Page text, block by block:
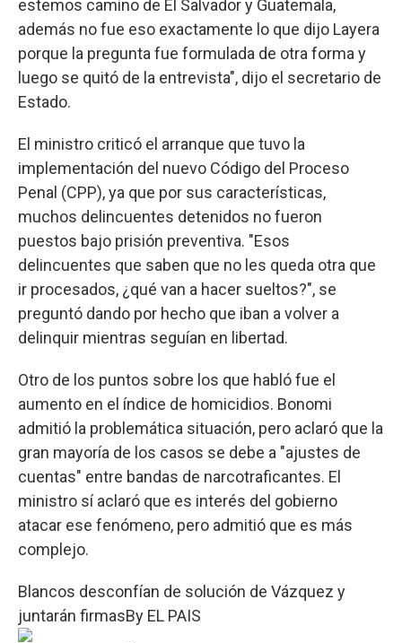
estemos camino de El Salvador y Guatemala,
además no fue eso exactamente lo que dijo Layera
porque la pregunta fue formulada de otra forma y
luego se quitó de la entrevista", dijo el secretario de
Estado.
El ministro criticó el arranque que tuvo la
implementación del nuevo Código del Proceso
Penal (CPP), ya que por sus características,
muchos delincuentes detenidos no fueron
puestos bajo prisión preventiva. "Esos
delincuentes que saben que no les queda otra que
ir procesados, ¿qué van a hacer sueltos?", se
preguntó dando por hecho que iban a volver a
delinquir mientras seguían en libertad.
Otro de los puntos sobre los que habló fue el
aumento en el índice de homicidios. Bonomi
admitió la problemática situación, pero aclaró que la
gran mayoría de los casos se debe a "ajustes de
cuentas" entre bandas de narcotraficantes. El
ministro sí aclaró que es interés del gobierno
atacar ese fenómeno, pero admitió que es más
complejo.
Blancos desconfían de solución de Vázquez y
juntarán firmasBy EL PAIS